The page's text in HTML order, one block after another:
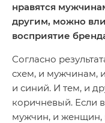
нравятся
другим, можно
восприятие
Согласно
схем, и мужчинам,
и синий. И тем, и
коричневый. Если
мужчин, и женщин,